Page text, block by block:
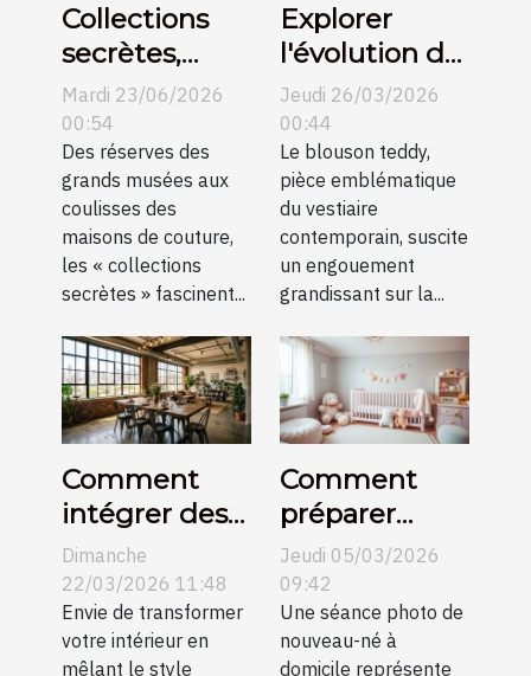
Collections
secrètes,
histoires
méconnues
Mardi 23/06/2026
00:54
Des réserves des
grands musées aux
coulisses des
maisons de couture,
les « collections
secrètes » fascinent...
Explorer
l'évolution du
blouson
teddy dans la
mode
mondiale
Jeudi 26/03/2026
00:44
Le blouson teddy,
pièce emblématique
du vestiaire
contemporain, suscite
un engouement
grandissant sur la...
Comment
intégrer des
meubles
industriels
dans un
décor
Dimanche
22/03/2026 11:48
Envie de transformer
votre intérieur en
mêlant le style
Comment
préparer
votre maison
pour une
séance photo
de nouveau-
Jeudi 05/03/2026
09:42
Une séance photo de
nouveau-né à
domicile représente